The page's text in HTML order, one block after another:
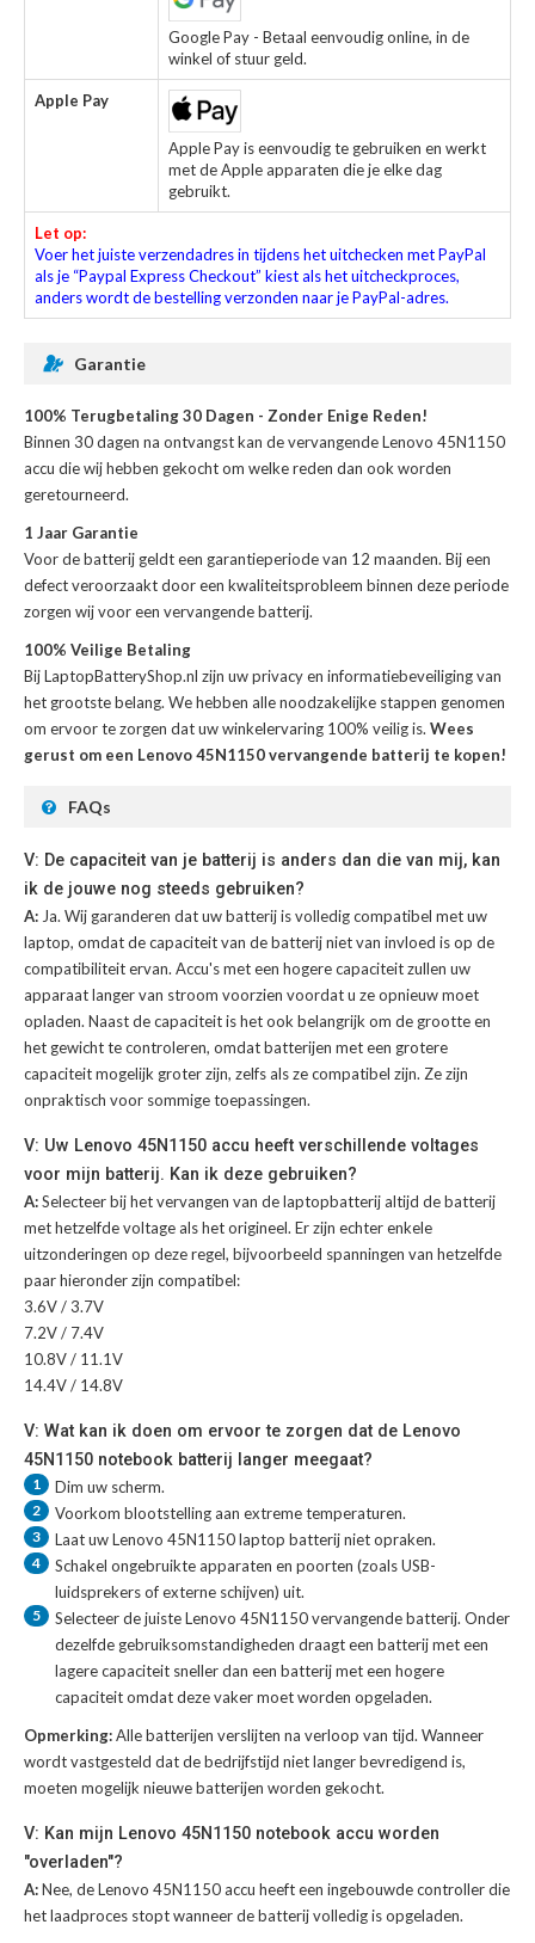
Google Pay - Betaal eenvoudig online, in de
winkel of stuur geld.
Apple Pay
Apple Pay is eenvoudig te gebruiken en werkt
met de Apple apparaten die je elke dag
gebruikt.
Let op:
Voer het juiste verzendadres in tijdens het uitchecken met PayPal
als je “Paypal Express Checkout” kiest als het uitcheckproces,
anders wordt de bestelling verzonden naar je PayPal-adres.
Garantie
100% Terugbetaling 30 Dagen - Zonder Enige Reden!
Binnen 30 dagen na ontvangst kan devervangende Lenovo 45N1150
accu die wij hebben gekocht om welke reden dan ook worden
geretourneerd.
1 Jaar Garantie
Voor debatterij geldt een garantieperiode van 12 maanden. Bij een
defect veroorzaakt door een kwaliteitsprobleem binnen deze periode
zorgen wij voor een vervangende batterij.
100% Veilige Betaling
Bij LaptopBatteryShop.nl zijn uw privacy en informatiebeveiliging van
het grootste belang. We hebben alle noodzakelijke stappen genomen
om ervoor te zorgen dat uw winkelervaring 100% veilig is. Wees
gerust om een Lenovo 45N1150 vervangende batterij te kopen!
FAQs
V: De capaciteit van je batterij is anders dan die van mij, kan
ik de jouwe nog steeds gebruiken?
A: Ja. Wij garanderen dat uw batterij is volledig compatibel met uw
laptop, omdat de capaciteit van de batterij niet van invloed is op de
compatibiliteit ervan. Accu's met een hogere capaciteit zullen uw
apparaat langer van stroom voorzien voordat u ze opnieuw moet
opladen. Naast de capaciteit is het ook belangrijk om de grootte en
het gewicht te controleren, omdat batterijen met een grotere
capaciteit mogelijk groter zijn, zelfs als ze compatibel zijn. Ze zijn
onpraktisch voor sommige toepassingen.
V: Uw Lenovo 45N1150 accu heeft verschillende voltages
voor mijn batterij. Kan ik deze gebruiken?
A:Selecteer bij het vervangen van de laptopbatterij altijd de batterij
met hetzelfde voltage als het origineel. Er zijn echter enkele
uitzonderingen op deze regel, bijvoorbeeld spanningen van hetzelfde
paar hieronder zijn compatibel:
3.6V / 3.7V
7.2V / 7.4V
10.8V / 11.1V
14.4V / 14.8V
V: Wat kan ik doen om ervoor te zorgen dat de Lenovo
45N1150 notebook batterij langer meegaat?
1 Dim uw scherm.
2 Voorkom blootstelling aan extreme temperaturen.
3 Laat uwLenovo 45N1150 laptop batterijniet opraken.
4
Schakel ongebruikte apparaten en poorten (zoals USB-
luidsprekers of externe schijven) uit.
5 Selecteer de juisteLenovo 45N1150 vervangende batterij. Onder
dezelfde gebruiksomstandigheden draagt een batterij met een
lagere capaciteit sneller dan een batterij met een hogere
capaciteit omdat deze vaker moet worden opgeladen.
Opmerking:Alle batterijen verslijten na verloop van tijd. Wanneer
wordt vastgesteld dat de bedrijfstijd niet langer bevredigend is,
moeten mogelijk nieuwe batterijen worden gekocht.
V: Kan mijn Lenovo 45N1150 notebook accu worden
"overladen"?
A:Nee, de Lenovo 45N1150 accu heeft een ingebouwde controller die
het laadproces stopt wanneer de batterij volledig is opgeladen.